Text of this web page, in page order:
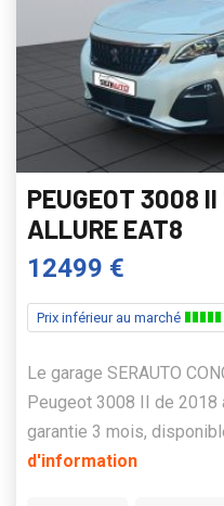
PEUGEOT 3008
ALLURE EAT8
12499 €
Prix inférieur au marché
Le garage SERAUTO
Peugeot 3008 II de
garantie 3 mois,
d'information